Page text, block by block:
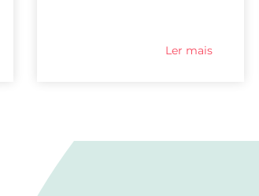
Ler mais